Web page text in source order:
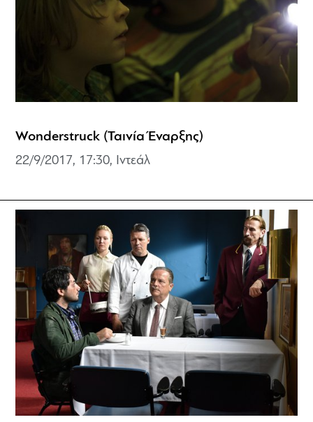
Wonderstruck (Ταινία Έναρξης)
22/9/2017, 17:30, Ιντεάλ